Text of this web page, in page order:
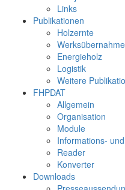
Links
Publikationen
Holzernte
Werksübernahme
Energieholz
Logistik
Weitere
FHPDAT
Allgemein
Organisation
Module
Informations-
Reader
Konverter
Downloads